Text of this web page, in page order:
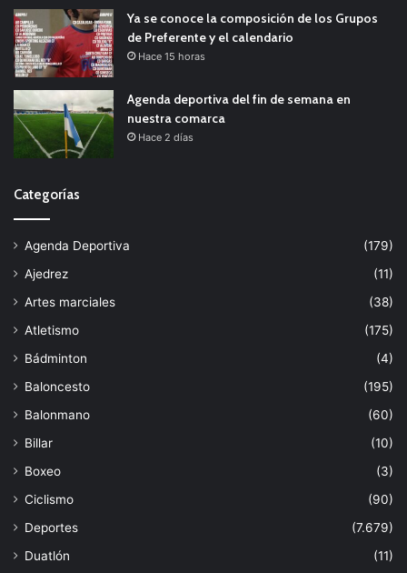
Ya se conoce la composición de los Grupos
de Preferente y el calendario
Hace 15 horas
Agenda deportiva del fin de semana en
nuestra comarca
Hace 2 días
Categorías
Agenda Deportiva
(179)
Ajedrez
(11)
Artes marciales
(38)
Atletismo
(175)
Bádminton
(4)
Baloncesto
(195)
Balonmano
(60)
Billar
(10)
Boxeo
(3)
Ciclismo
(90)
Deportes
(7.679)
Duatlón
(11)